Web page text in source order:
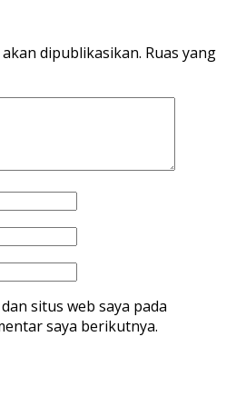
dipublikasikan. Ruas yang
situs web saya pada
saya berikutnya.